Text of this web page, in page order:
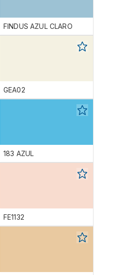
FINDUS AZUL CLARO
GEA02
183 AZUL
FE1132